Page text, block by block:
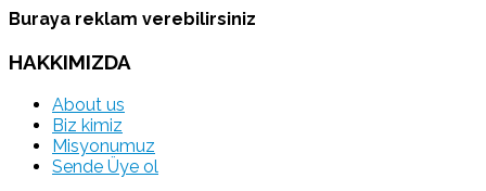
Buraya reklam verebilirsiniz
HAKKIMIZDA
About us
Biz kimiz
Misyonumuz
Sende Üye ol